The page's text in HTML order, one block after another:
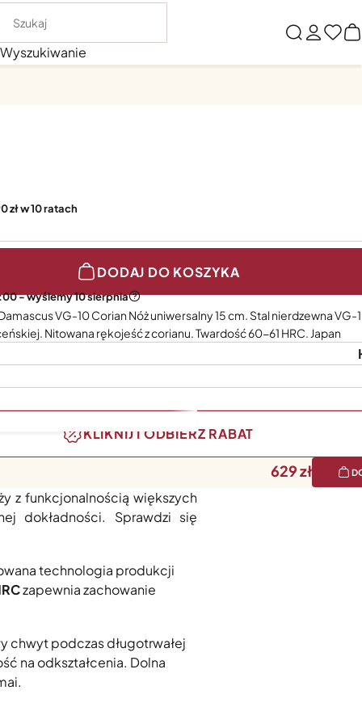
Wyszukiwanie
zł w 10 ratach
DODAJ DO KOSZYKA
- wyślemy 10 sierpnia
VG-10 Corian Nóż uniwersalny 15 cm. Stal nierdzewna VG-
Nitowana rękojeść z corianu. Twardość 60-61 HRC. Japan
KLIKNIJ I ODBIERZ RABAT
629
idealne uzupełnienie
z funkcjonalnością większych
dokładności. Sprawdzi się
technologia produkcji
zapewnia zachowanie
chwyt podczas długotrwałej
na odkształcenia. Dolna